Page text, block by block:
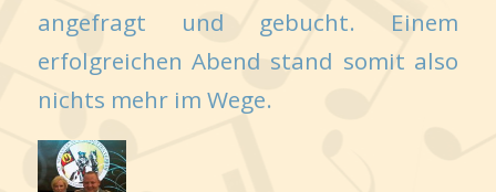
angefragt und gebucht. Einem
erfolgreichen Abend stand somit also
nichts mehr im Wege.